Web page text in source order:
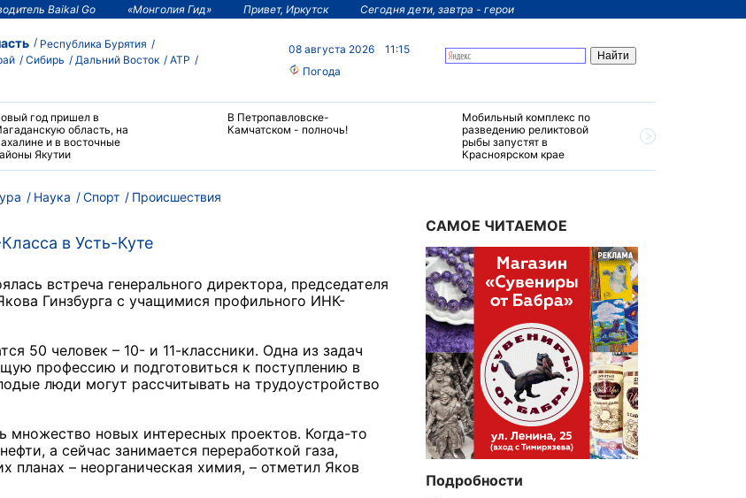
Baikal Go «Монголия Гид» Привет, Иркутск Сегодня дети, завтра - герои
Республика Бурятия
Сибирь Дальний Восток
АТР
08 августа 2026
11:15
Погода
год пришел в
область, на
и в восточные
Якутии
В Петропавловске-
Камчатском - полночь!
Мобильный комплекс по
разведению реликтовой
рыбы запустят в
Красноярском крае
Наука Спорт Происшествия
в Усть-Куте
встреча генерального директора, председателя
Гинзбурга с учащимися профильного ИНК-
50 человек – 10- и 11-классники. Одна из задач
профессию и подготовиться к поступлению в
люди могут рассчитывать на трудоустройство
множество новых интересных проектов. Когда-то
а сейчас занимается переработкой газа,
планах – неорганическая химия, – отметил Яков
САМОЕ ЧИТАЕМОЕ
Подробности